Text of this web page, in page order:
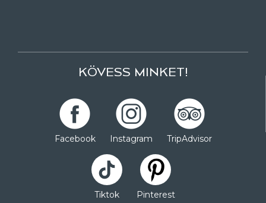
KÖVESS MINKET!
Facebook Instagram TripAdvisor
Tiktok Pinterest